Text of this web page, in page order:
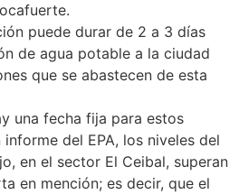
puede durar de 2 a 3 días
de agua potable a la ciudad
que se abastecen de esta
una fecha fija para estos
del EPA, los niveles del
en el sector El Ceibal, superan
en mención; es decir, que el